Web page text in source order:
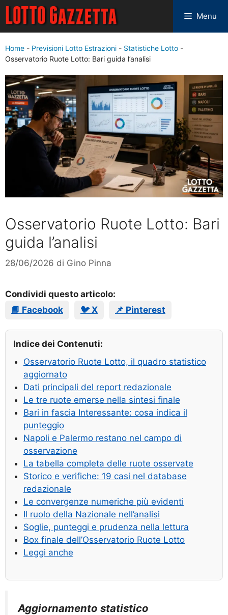
Menu
Home - Previsioni Lotto Estrazioni - Statistiche Lotto -
Osservatorio Ruote Lotto: Bari guida l’analisi
Osservatorio Ruote Lotto: Bari
guida l’analisi
28/06/2026 di Gino Pinna
Condividi questo articolo:
📘 Facebook
🐦 X 📌 Pinterest
Indice dei Contenuti:
Osservatorio Ruote Lotto, il quadro statistico
aggiornato
Dati principali del report redazionale
Le tre ruote emerse nella sintesi finale
Bari in fascia Interessante: cosa indica il
punteggio
Napoli e Palermo restano nel campo di
osservazione
La tabella completa delle ruote osservate
Storico e verifiche: 19 casi nel database
redazionale
Le convergenze numeriche più evidenti
Il ruolo della Nazionale nell’analisi
Soglie, punteggi e prudenza nella lettura
Box finale dell’Osservatorio Ruote Lotto
Leggi anche
Aggiornamento statistico